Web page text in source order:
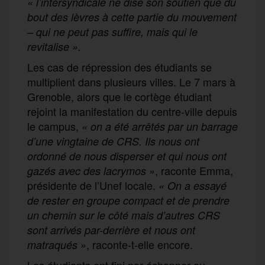
bout des lèvres à cette partie du mouvement
– qui ne peut pas suffire, mais qui le
revitalise ».
Les cas de répression des étudiants se
multiplient dans plusieurs villes. Le 7 mars à
Grenoble, alors que le cortège étudiant
rejoint la manifestation du centre-ville depuis
le campus, « on a été arrêtés par un barrage
d’une vingtaine de CRS. Ils nous ont
ordonné de nous disperser et qui nous ont
gazés avec des lacrymos », raconte Emma,
présidente de l’Unef locale. « On a essayé
de rester en groupe compact et de prendre
un chemin sur le côté mais d’autres CRS
sont arrivés par-derrière et nous ont
matraqués », raconte-t-elle encore.